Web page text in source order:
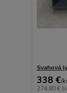
Svahová
338 €/
274,80 €